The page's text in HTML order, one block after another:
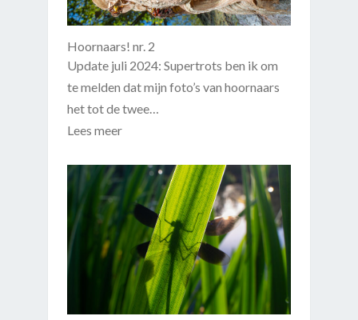
Hoornaars! nr. 2
Update juli 2024: Supertrots ben ik om
te melden dat mijn foto’s van hoornaars
het tot de twee…
Lees meer